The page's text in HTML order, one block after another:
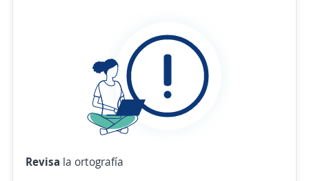
Revisa la ortografía